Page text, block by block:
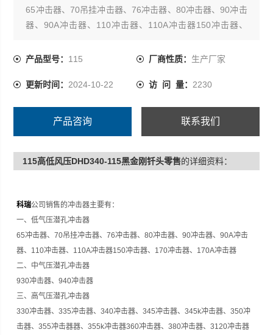
65冲击器、70吊挂冲击器、76冲击器、80冲击器、90冲击
器、90A冲击器、110冲击器、110A冲击器150冲击器、
二、中气压潜孔冲击器
三、高气压潜孔冲击器
冲击器、350冲击器、355冲击器器、355k
产品型号： 115 厂商性质： 生产厂家
更新时间： 2024-10-22 访 问 量： 2230
产品咨询 联系我们
115高低风压DHD340-115黑金刚钎头零售的详细资料：
科瑞公司销售的冲击器主要有：
一、低气压潜孔冲击器
65冲击器、70吊挂冲击器、76冲击器、80冲击器、90冲击器、90A冲击
器、 110冲击器、 110A冲击器150冲击器、 170冲击器、 170A冲击器
二、中气压潜孔冲击器
930冲击器、940冲击器
三、高气压潜孔冲击器
330冲击器、335冲击器、340冲击器、345冲击器、345k冲击器、350冲
击器、355冲击器器、355k冲击器360冲击器、380冲击器、3120冲击器